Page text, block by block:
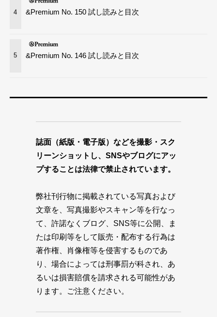
4 &Premium No. 150 試し読みと目次
5 &Premium No. 146 試し読みと目次
誌面（紙版・電子版）などを撮影・スク
リーンショットし、SNSやブログにアッ
プすることは法律で禁止されています。
弊社刊行物に掲載されている写真および
文章を、写真撮影やスキャン等を行なっ
て、許諾なくブログ、SNS等に公開、ま
たは印刷等をして販売・配布する行為は
著作権、肖像権等を侵害するものであ
り、場合によっては刑事罰が科され、あ
るいは損害賠償を請求される可能性があ
ります。ご注意ください。